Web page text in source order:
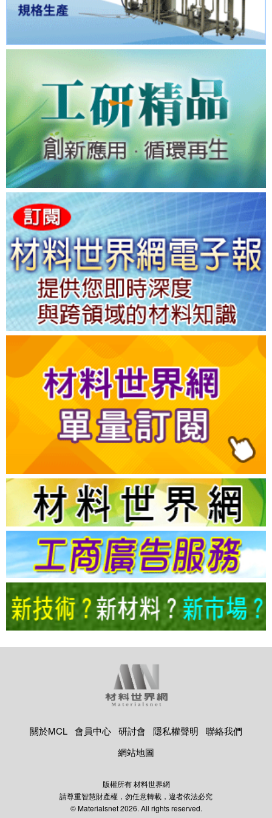
關於MCL 會員中心 研討會 隱私權聲明
聯絡我們
網站地圖
版權所有 材料世界網
請尊重智慧財產權，勿任意轉載，違者依法必究
© Materialsnet 2026. All rights reserved.